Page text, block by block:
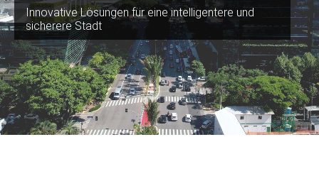
Innovative Lösungen für eine intelligentere und
sicherere Stadt